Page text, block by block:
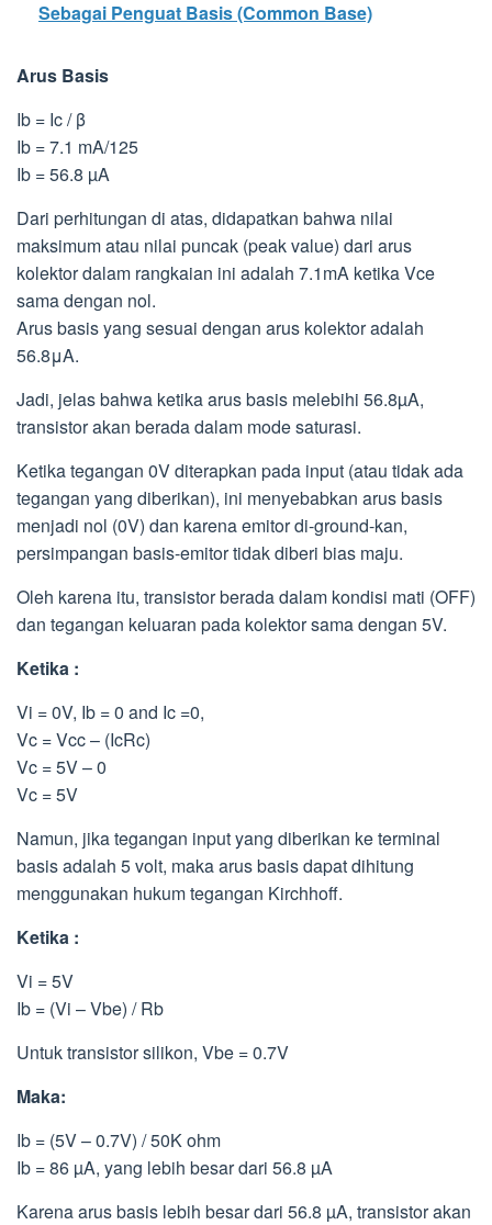
Sebagai Penguat Basis (Common Base)
Arus Basis
Ib = Ic / β
Ib = 7.1 mA/125
Ib = 56.8 µA
Dari perhitungan di atas, didapatkan bahwa nilai
maksimum atau nilai puncak (peak value) dari arus
kolektor dalam rangkaian ini adalah 7.1mA ketika Vce
sama dengan nol.
Arus basis yang sesuai dengan arus kolektor adalah
56.8μA.
Jadi, jelas bahwa ketika arus basis melebihi 56.8µA,
transistor akan berada dalam mode saturasi.
Ketika tegangan 0V diterapkan pada input (atau tidak ada
tegangan yang diberikan), ini menyebabkan arus basis
menjadi nol (0V) dan karena emitor di-ground-kan,
persimpangan basis-emitor tidak diberi bias maju.
Oleh karena itu, transistor berada dalam kondisi mati (OFF)
dan tegangan keluaran pada kolektor sama dengan 5V.
Ketika :
Vi = 0V, Ib = 0 and Ic =0,
Vc = Vcc – (IcRc)
Vc = 5V – 0
Vc = 5V
Namun, jika tegangan input yang diberikan ke terminal
basis adalah 5 volt, maka arus basis dapat dihitung
menggunakan hukum tegangan Kirchhoff.
Ketika :
Vi = 5V
Ib = (Vi – Vbe) / Rb
Untuk transistor silikon, Vbe = 0.7V
Maka:
Ib = (5V – 0.7V) / 50K ohm
Ib = 86 µA, yang lebih besar dari 56.8 µA
Karena arus basis lebih besar dari 56.8 µA, transistor akan